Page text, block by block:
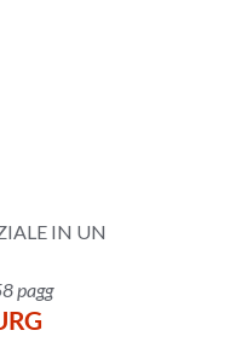
IN UN
pagg